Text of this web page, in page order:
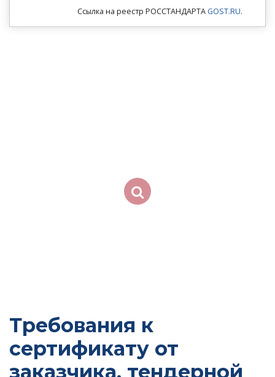
Ссылка на реестр РОССТАНДАРТА GOST.RU.
Требования к
сертификату от
заказчика, тендерной